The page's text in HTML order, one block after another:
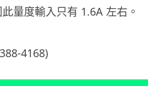
量度輸入只有 1.6A 左右。
4168)